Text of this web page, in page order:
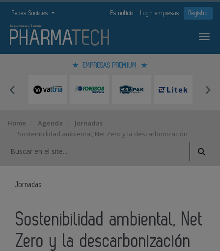
Redes Sociales Es noticia Login empresas Registro
EMPRESAS PREMIUM
Home Agenda
Jornadas
Sostenibilidad ambiental, Net Zero y la descarbonización
Jornadas
Sostenibilidad ambiental, Net
Zero y la descarbonización